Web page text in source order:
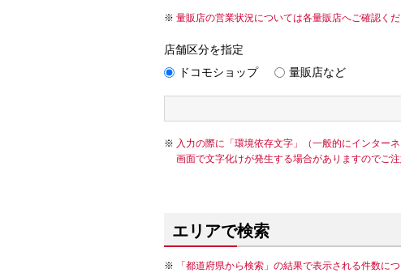
量販店の営業状況については各量販店へご確認くだ
店舗区分を指定
ドコモショップ
量販店など
入力の際に「環境依存文字」（一般的にインター
画面で文字化けが発生する場合がありますのでご注
エリアで検索
「都道府県から検索」の結果で表示される件数に